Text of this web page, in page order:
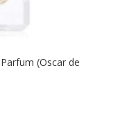
(Oscar de